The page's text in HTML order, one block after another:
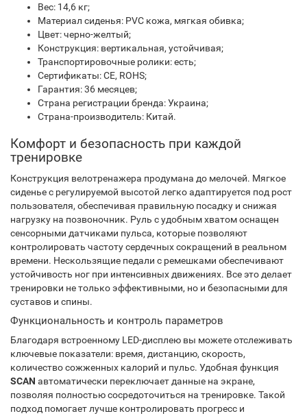
Вес: 14,6 кг;
Материал сиденья: PVC кожа, мягкая обивка;
Цвет: черно-желтый;
Конструкция: вертикальная, устойчивая;
Транспортировочные ролики: есть;
Сертификаты: CE, ROHS;
Гарантия: 36 месяцев;
Страна регистрации бренда: Украина;
Страна-производитель: Китай.
Комфорт и безопасность при каждой
тренировке
Конструкция велотренажера продумана до мелочей. Мягкое
сиденье с регулируемой высотой легко адаптируется под рост
пользователя, обеспечивая правильную посадку и снижая
нагрузку на позвоночник. Руль с удобным хватом оснащен
сенсорными датчиками пульса, которые позволяют
контролировать частоту сердечных сокращений в реальном
времени. Нескользящие педали с ремешками обеспечивают
устойчивость ног при интенсивных движениях. Все это делает
тренировки не только эффективными, но и безопасными для
суставов и спины.
Функциональность и контроль параметров
Благодаря встроенному LED-дисплею вы можете отслеживать
ключевые показатели: время, дистанцию, скорость,
количество сожженных калорий и пульс. Удобная функция
SCAN автоматически переключает данные на экране,
позволяя полностью сосредоточиться на тренировке. Такой
подход помогает лучше контролировать прогресс и